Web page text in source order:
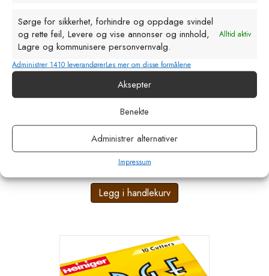
Sørge for sikkerhet, forhindre og oppdage svindel
og rette feil, Levere og vise annonser og innhold,
Lagre og kommunisere personvernvalg.
Alltid aktiv
Administrer 1410 leverandørerLes mer om disse formålene
Aksepter
Benekte
Administrer alternativer
Impressum
Raging Warrior kam run-in 96 mm
444,00 eks. MVA
Legg i handlekurv